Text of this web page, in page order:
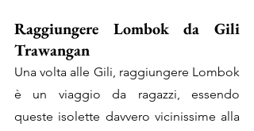
Raggiungere Lombok da Gili
Trawangan
Una volta alle Gili, raggiungere Lombok
è un viaggio da ragazzi, essendo
queste isolette davvero vicinissime alla